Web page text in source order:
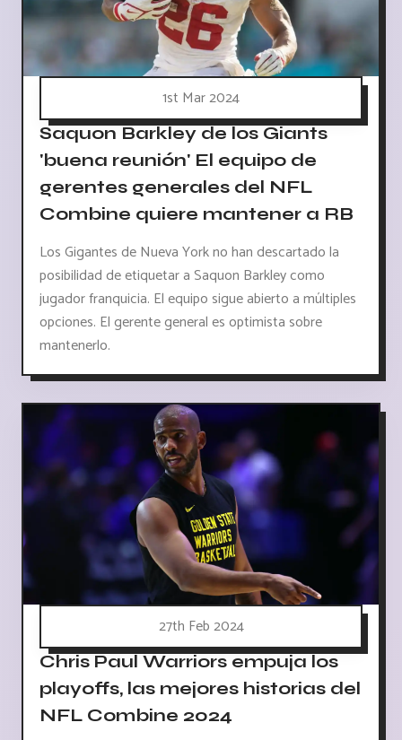
1st Mar 2024
Saquon Barkley de los Giants
'buena reunión' El equipo de
gerentes generales del NFL
Combine quiere mantener a RB
Los Gigantes de Nueva York no han descartado la
posibilidad de etiquetar a Saquon Barkley como
jugador franquicia. El equipo sigue abierto a múltiples
opciones. El gerente general es optimista sobre
mantenerlo.
27th Feb 2024
Chris Paul Warriors empuja los
playoffs, las mejores historias del
NFL Combine 2024